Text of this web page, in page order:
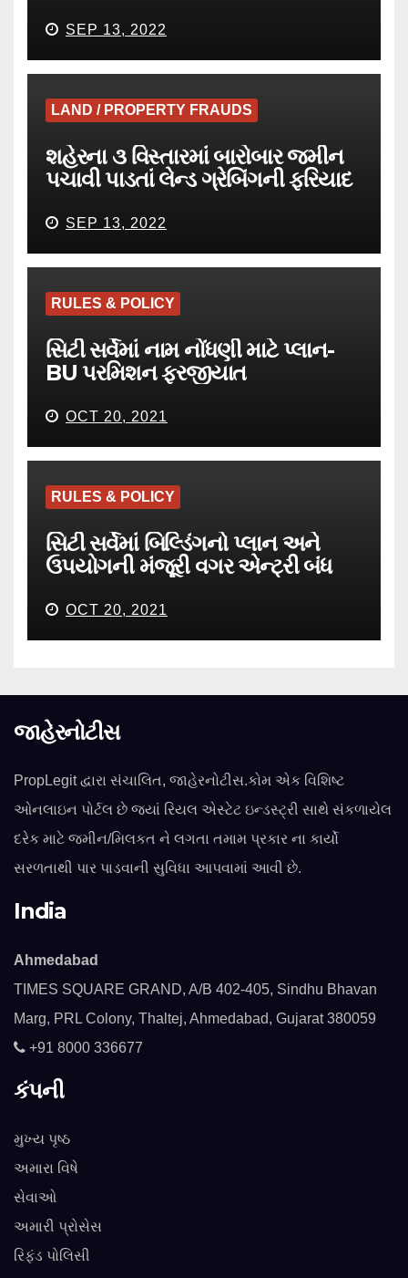
SEP 13, 2022
LAND / PROPERTY FRAUDS
શહેરના ૩ વિસ્તારમાં બારોબાર જમીન
પચાવી પાડતાં લેન્ડ ગ્રેબિંગની ફરિયાદ
SEP 13, 2022
RULES & POLICY
સિટી સર્વેમાં નામ નોંધણી માટે પ્લાન-
BU પરમિશન ફરજીયાત
OCT 20, 2021
RULES & POLICY
સિટી સર્વેમાં બિલ્ડિંગનો પ્લાન અને
ઉપયોગની મંજૂરી વગર એન્ટ્રી બંધ
OCT 20, 2021
જાહેરનોટીસ
PropLegit દ્વારા સંચાલિત, જાહેરનોટીસ.કોમ એક વિશિષ્ટ
ઓનલાઇન પોર્ટલ છે જ્યાં રિયલ એસ્ટેટ ઇન્ડસ્ટ્રી સાથે સંકળાયેલ
દરેક માટે જમીન/મિલકત ને લગતા તમામ પ્રકાર ના કાર્યો
સરળતાથી પાર પાડવાની સુવિધા આપવામાં આવી છે.
India
Ahmedabad
TIMES SQUARE GRAND, A/B 402-405, Sindhu Bhavan
Marg, PRL Colony, Thaltej, Ahmedabad, Gujarat 380059
+91 8000 336677
કંપની
મુખ્ય પૃષ્ઠ
અમારા વિષે
સેવાઓ
અમારી પ્રોસેસ
રિફંડ પોલિસી